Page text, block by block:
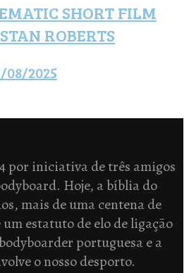
SHORT FILM
ROBERTS
08/2025
por iniciativa de três amigos
Hoje, a bíblia do
mais de uma centena de
estatuto de elo de ligação
portuguesa e a
o nosso desporto.